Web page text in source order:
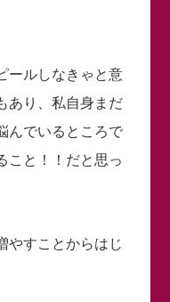
ールしなきゃと意
あり、私自身まだ
んでいるところで
こと！！だと思っ
やすことからはじ